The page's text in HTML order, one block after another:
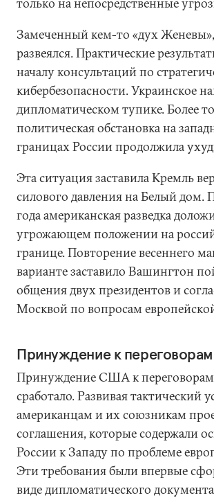
Замеченный кем-то «дух
развеялся. Практические
началу консультаций по
кибербезопасности. Украинское
дипломатическом тупике. Более
политическая обстановка на
границах России продолжила
Эта ситуация заставила Кремль
силового давления на Белый дом.
года американская разведка
угрожающем положении на
границе. Повторение весеннего
варианте заставило Вашингтон
общения двух президентов и
Москвой по вопросам
Принуждение к переговорам
Принуждение США к
сработало. Развивая тактический
американцам и их союзникам
соглашения, которые содержали
России к Западу по проблеме
Эти требования были впервые
виде дипломатического